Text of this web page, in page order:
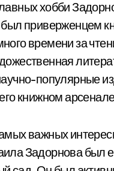
хобби
приверженцем
времени за
популярные
книжном
важных
Задорнова был